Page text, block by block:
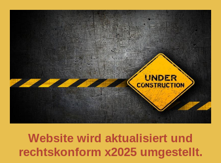
Website wird aktualisiert und
rechtskonform x2025 umgestellt.